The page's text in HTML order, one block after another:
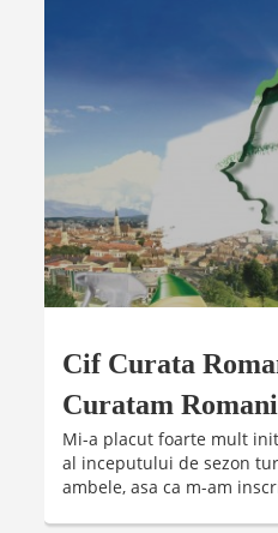
Cif Curata
Curatam
Mi-a placut foarte mult
al inceputului de sezon
ambele, asa ca m-am